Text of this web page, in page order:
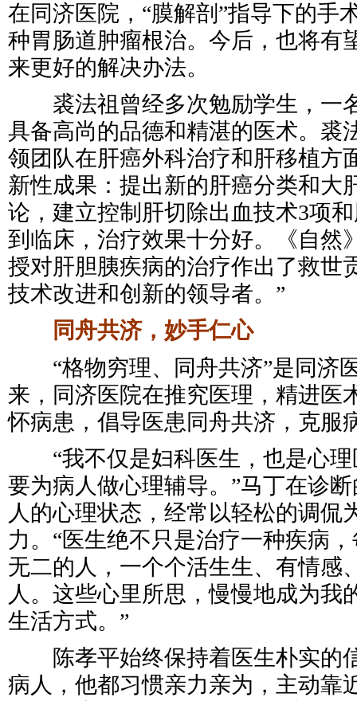
在同济医院，“膜解剖”指导下的手
种胃肠道肿瘤根治。今后，也将有
来更好的解决办法。
裘法祖曾经多次勉励学生，一
具备高尚的品德和精湛的医术。裘
领团队在肝癌外科治疗和肝移植方
新性成果：提出新的肝癌分类和大
论，建立控制肝切除出血技术3项
到临床，治疗效果十分好。《自然
授对肝胆胰疾病的治疗作出了救世
技术改进和创新的领导者。”
同舟共济，妙手仁心
“格物穷理、同舟共济”是同济
来，同济医院在推究医理，精进医
怀病患，倡导医患同舟共济，克服
“我不仅是妇科医生，也是心理
要为病人做心理辅导。”马丁在诊
人的心理状态，经常以轻松的调侃
力。“医生绝不只是治疗一种疾病
无二的人，一个个活生生、有情感
人。这些心里所思，慢慢地成为我
生活方式。”
陈孝平始终保持着医生朴实的
病人，他都习惯亲力亲为，主动靠